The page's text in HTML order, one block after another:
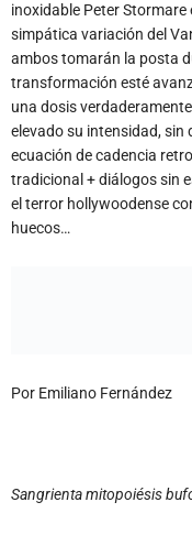
inoxidable Peter Stormare
simpática variación del
ambos tomarán la posta
transformación esté
una dosis
elevado su intensidad,
ecuación de cadencia
tradicional + diálogos sin
el terror hollywoodense
huecos…
favor es esa habilidad